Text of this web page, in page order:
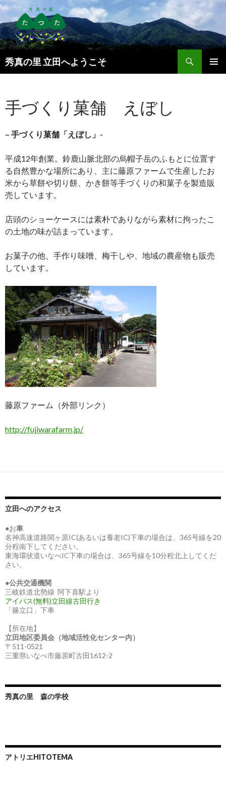
秀真の里 立田へようこそ
索
ン
ツ
ス
ッ
プ
手づくり菓舗 えぼし
– 手づくり菓舗「えぼし」-
平成12年創業。鈴鹿山脈北部の烏帽子岳のふもとに位置す
る自然豊かな場所にあり、主に藤原ファームで生産したお
米から草餅や切り餅、かき餅等手づくりの和菓子を製造販
売しています。
店頭のショーケースには素朴でありながら素材に拘ったこ
の土地の味が詰まっています。
お菓子の他、手作り味噌、梅干しや、地域の農産物も販売
しています。
藤原ファーム（外部リンク）
http://fujiwarafarm.jp/
立田へのアクセス
●お車
名神高速道路関ヶ原IC(あるいは養老IC)下車の場合は、365号線を20
分程南下してください。
東海環状道いなべIC下車の場合は、365号線を10分程北上してくだ
さい。
●公共交通機関
三岐鉄道北勢線 阿下喜駅より
アイバス(無料)立田線古田行き
「篠立口」下車
【所在地】
立田地区委員会（地域活性化センター内）
〒511-0521
三重県いなべ市藤原町古田1612-2
秀真の里 森の学校
アトリエHITOTEMA